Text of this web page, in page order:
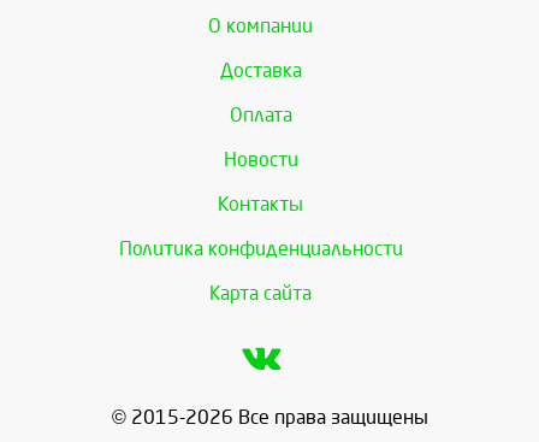
О компании
Доставка
Оплата
Новости
Контакты
Политика конфиденциальности
Карта сайта
© 2015-2026 Все права защищены